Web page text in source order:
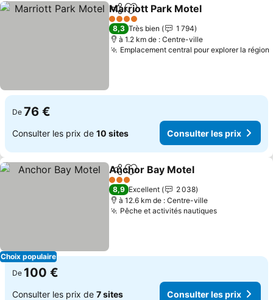
PartagerAjouter à mes favoris
Marriott Park Motel
4 Étoiles
8,3 Très bien
1 794
à 1.2 km de : Centre-ville
Emplacement central pour explorer la région
De 76 €
Consulter les prix de 10 sites Consulter les prix
Choix populaire
PartagerAjouter à mes favoris
Anchor Bay Motel
3 Étoiles
8,9 Excellent
2 038
à 12.6 km de : Centre-ville
Pêche et activités nautiquesConsulter
De 100 €
Consulter les prix de 7 sites Consulter les prix